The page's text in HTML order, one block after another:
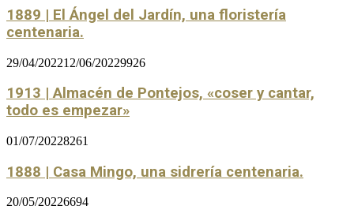
1889 | El Ángel del Jardín, una floristería
centenaria.
29/04/202212/06/20229926
1913 | Almacén de Pontejos, «coser y cantar,
todo es empezar»
01/07/20228261
1888 | Casa Mingo, una sidrería centenaria.
20/05/20226694